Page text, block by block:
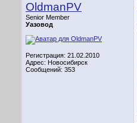
OldmanPV
Senior Member
Уазовод
Регистрация: 21.02.2010
Адрес: Новосибирск
Сообщений: 353